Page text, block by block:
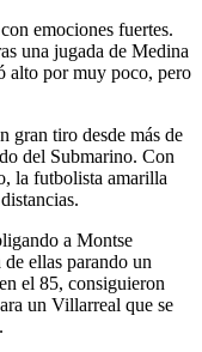
emociones fuertes.
una jugada de Medina
alto por muy poco, pero
gran tiro desde más de
del Submarino. Con
la futbolista amarilla
a Montse
ellas parando un
el 85, consiguieron
un Villarreal que se